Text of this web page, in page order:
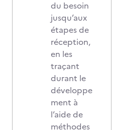
du besoin
jusqu’aux
étapes de
réception,
en les
traçant
durant le
développe
ment à
l’aide de
méthodes